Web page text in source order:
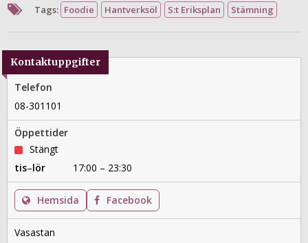
Tags: Foodie Hantverksöl S:t Eriksplan Stämning
Kontaktuppgifter
Telefon
08-301101
Öppettider
Stängt
tis–lör 17:00 – 23:30
Hemsida Facebook
Vasastan